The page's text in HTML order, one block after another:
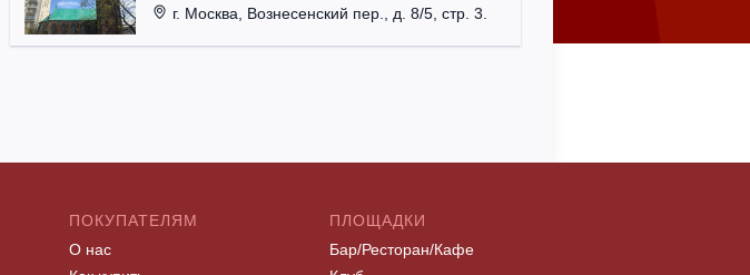
г. Москва, Вознесенский пер., д. 8/5, стр. 3.
ПОКУПАТЕЛЯМ
О нас
ПЛОЩАДКИ
Бар/Ресторан/Кафе